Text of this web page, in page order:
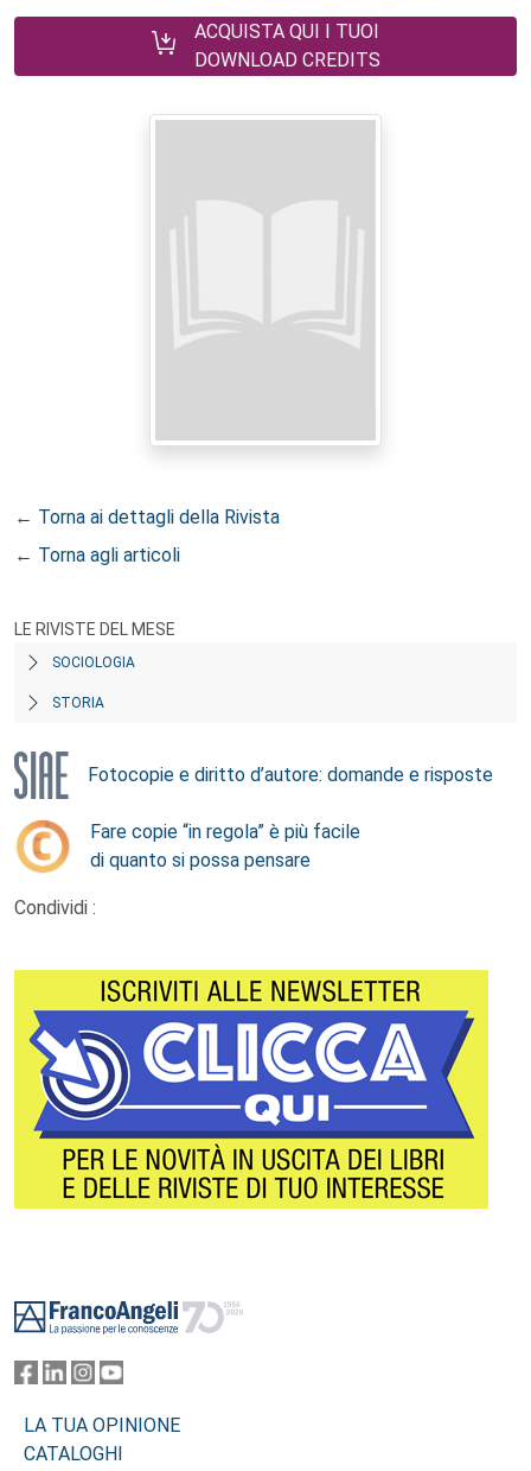
ACQUISTA QUI I TUOI
DOWNLOAD CREDITS
← Torna ai dettagli della Rivista
← Torna agli articoli
LE RIVISTE DEL MESE
SOCIOLOGIA
STORIA
Fotocopie e diritto d’autore: domande e risposte
Fare copie “in regola” è più facile
di quanto si possa pensare
Condividi :
LA TUA OPINIONE
CATALOGHI